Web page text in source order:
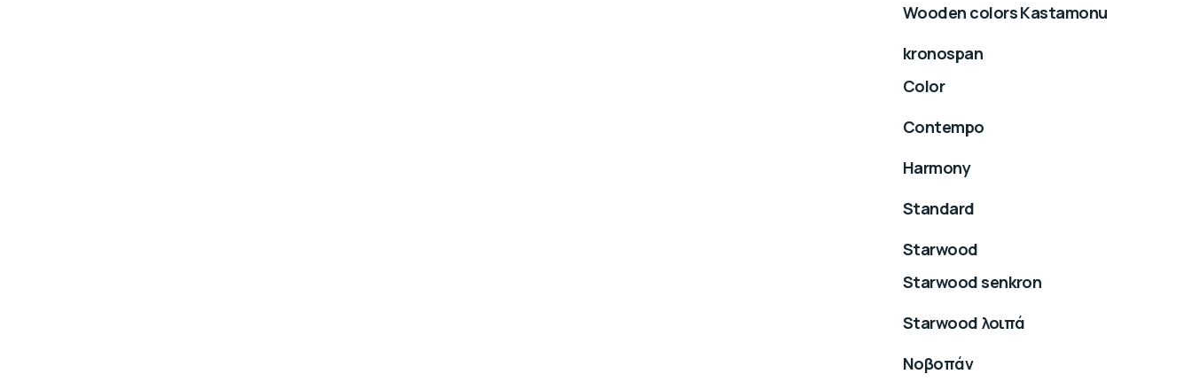
Wooden colors Kastamonu
kronospan
Color
Contempo
Harmony
Standard
Starwood
Starwood senkron
Starwood λοιπά
Νοβοπάν